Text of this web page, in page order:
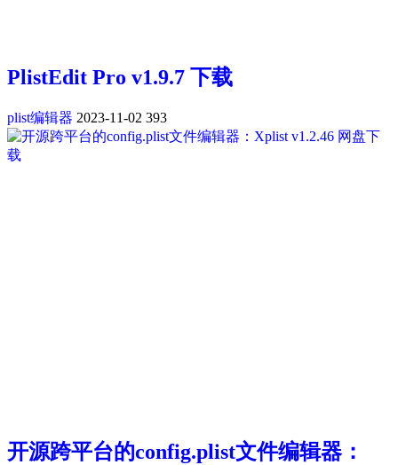
PlistEdit Pro v1.9.7 下载
plist编辑器 2023-11-02 393
开源跨平台的config.plist文件编辑器：